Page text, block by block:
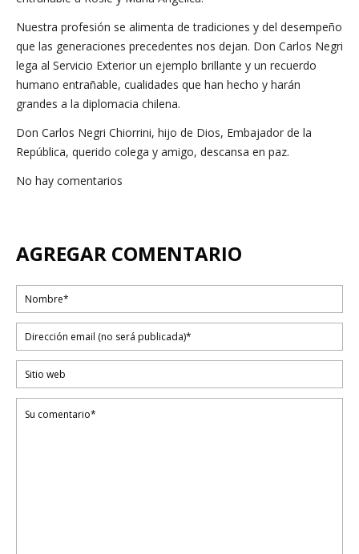
Nuestra profesión se alimenta de tradiciones y del desempeño
que las generaciones precedentes nos dejan. Don Carlos Negri
lega al Servicio Exterior un ejemplo brillante y un recuerdo
humano entrañable, cualidades que han hecho y harán
grandes a la diplomacia chilena.
Don Carlos Negri Chiorrini, hijo de Dios, Embajador de la
República, querido colega y amigo, descansa en paz.
No hay comentarios
AGREGAR COMENTARIO